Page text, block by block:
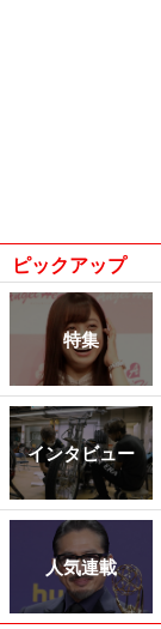
ピックアップ
特集
インタビュー
人気連載